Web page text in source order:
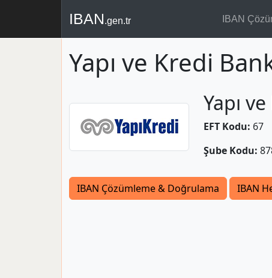
IBAN.gen.tr IBAN
Yapı ve Kredi
Yapı
EFT Kodu: 67
Şube Kodu:
IBAN Çözümleme & Doğrulama IBAN